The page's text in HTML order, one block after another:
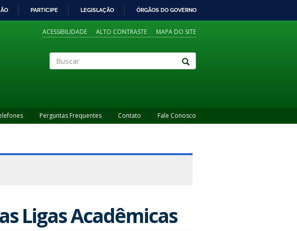
PARTICIPE LEGISLAÇÃO ÓRGÃOS DO GOVERNO
ACESSIBILIDADE ALTO CONTRASTE MAPA DO SITE
Perguntas Frequentes Contato Fale Conosco
Ligas Acadêmicas